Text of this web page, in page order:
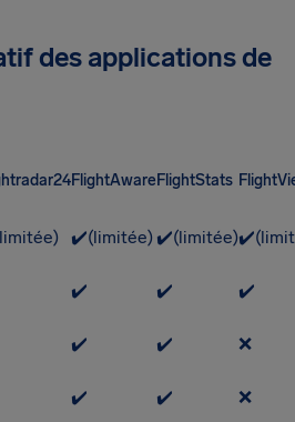
des applications de
FlightAwareFlightStats
✔️(limitée) ✔️(limitée)
✔️ ✔️
✔️
✔️ ✔️
❌
✔️ ✔️
❌